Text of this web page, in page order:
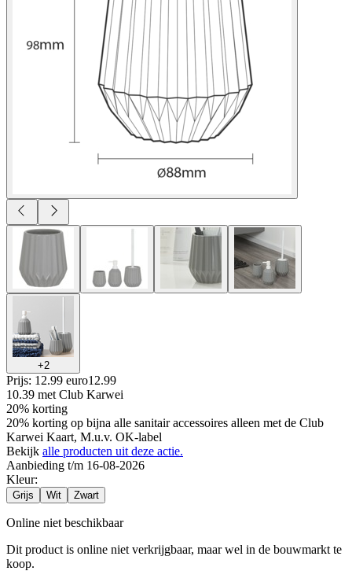
+2
Prijs: 12.99 euro12.99
10.39 met Club Karwei
20% korting
20% korting op bijna alle sanitair accessoires alleen met de Club
Karwei Kaart, M.u.v. OK-label
Bekijk alle producten uit deze actie.
Aanbieding t/m 16-08-2026
Kleur:
Grijs Wit Zwart
Online niet beschikbaar
Dit product is online niet verkrijgbaar, maar wel in de bouwmarkt te
koop.